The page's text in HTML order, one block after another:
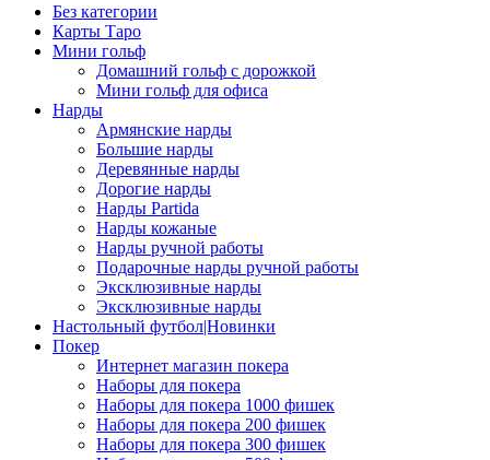
Без категории
Карты Таро
Мини гольф
Домашний гольф с дорожкой
Мини гольф для офиса
Нарды
Армянские нарды
Большие нарды
Деревянные нарды
Дорогие нарды
Нарды Partida
Нарды кожаные
Нарды ручной работы
Подарочные нарды ручной работы
Эксклюзивные нарды
Эксклюзивные нарды
Настольный футбол|Новинки
Покер
Интернет магазин покера
Наборы для покера
Наборы для покера 1000 фишек
Наборы для покера 200 фишек
Наборы для покера 300 фишек